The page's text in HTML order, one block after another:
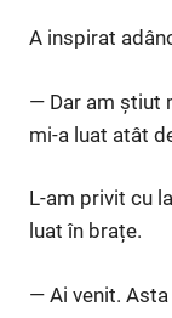
A inspirat
— Dar am știut
mi-a luat atât
L-am privit cu
luat în brațe.
— Ai venit.